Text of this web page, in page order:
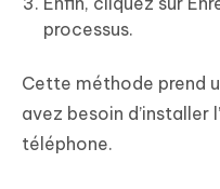
processus.
Cette méthode prend
avez besoin d’installer
téléphone.